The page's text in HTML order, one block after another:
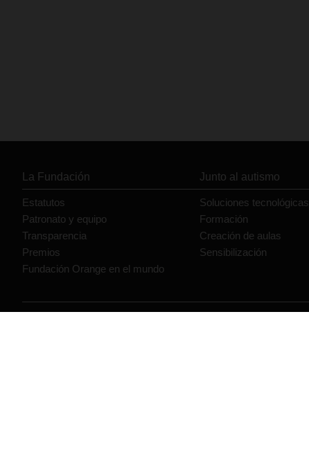
La Fundación
Estatutos
Patronato y equipo
Transparencia
Premios
Fundación Orange en el mundo
Junto al autismo
Soluciones tecnológicas
Formación
Creación de aulas
Sensibilización